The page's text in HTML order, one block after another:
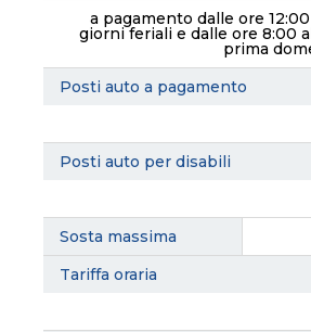
a pagamento dalle ore
giorni feriali e dalle ore 8:00
prima
Posti auto a pagamento
Posti auto per disabili
Sosta massima
Tariffa oraria